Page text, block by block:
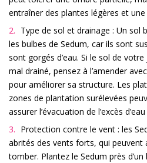
entraîner des plantes légères et
Type de sol et drainage : Un sol
les bulbes de Sedum, car ils sont
sont gorgés d’eau. Si le sol de
mal drainé, pensez à l’amender
pour améliorer sa structure. Les
zones de plantation surélevées
assurer l’évacuation de l’excès
Protection contre le vent : les
abrités des vents forts, qui peuvent
tomber. Plantez le Sedum près d’un